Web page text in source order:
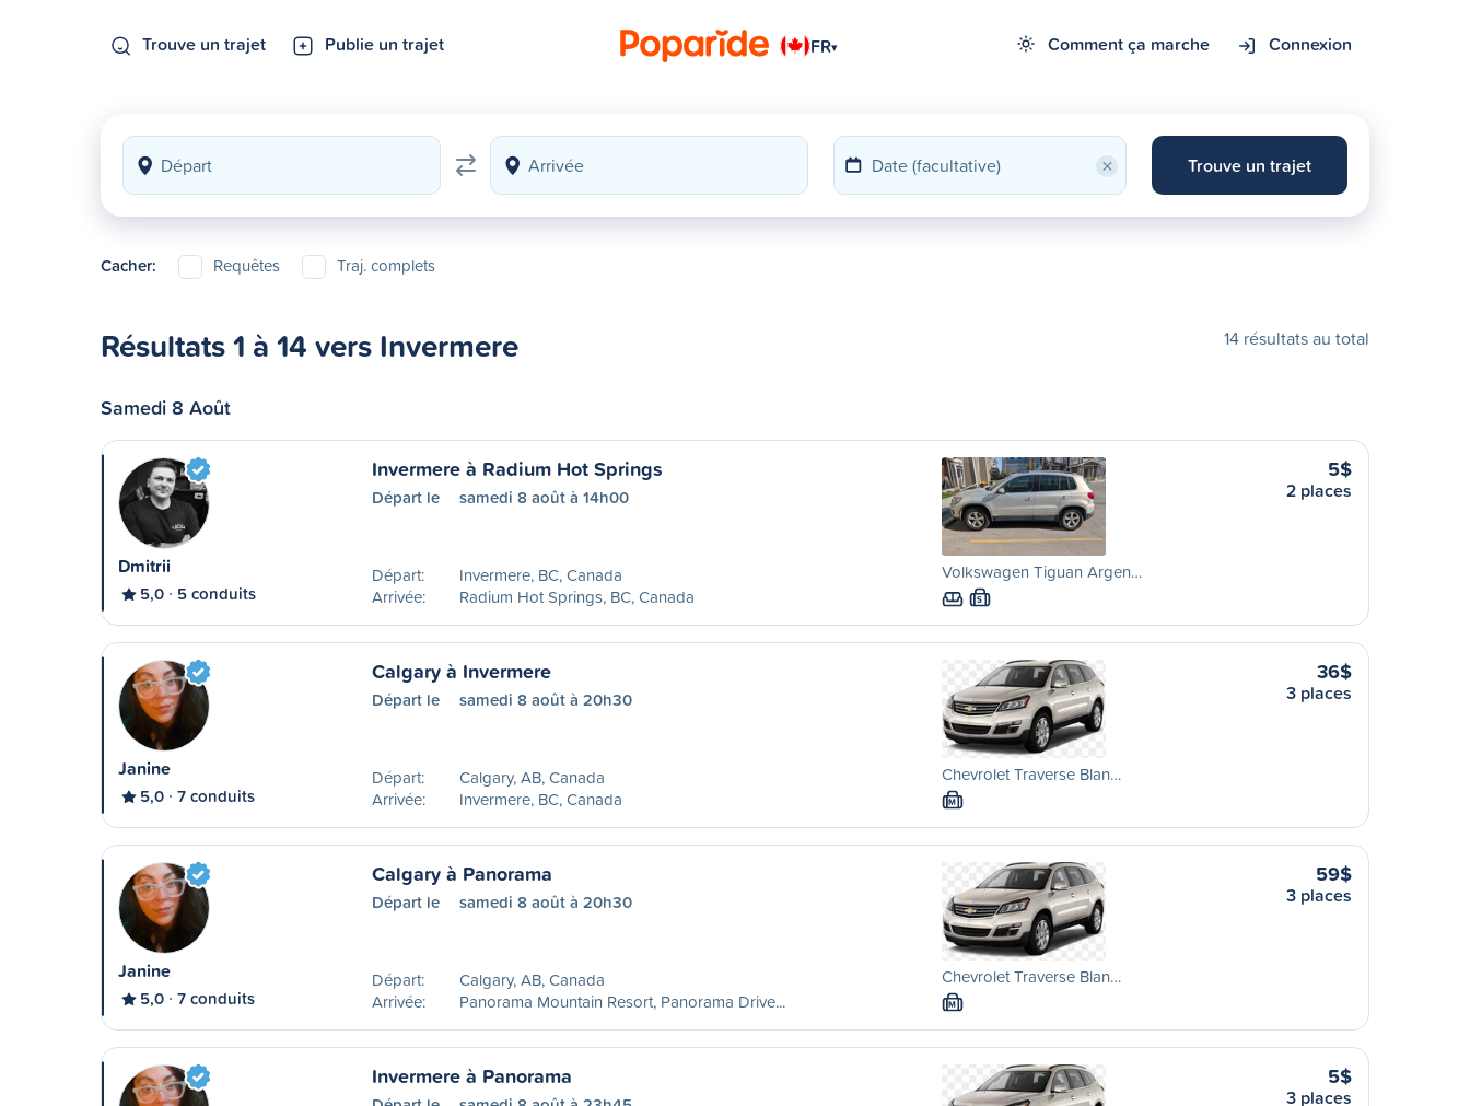
Trouve un trajet Publie un trajet FR▾ Comment ça marche Connexion
× Trouve un trajet
Cacher: Requêtes Traj. complets
Résultats 1 à 14 vers Invermere 14 résultats au total
Samedi 8 Août
Dmitrii
5,0 5 conduits
Invermere à Radium Hot Springs
Départ le samedi 8 août à 14h00
Départ:
Invermere, BC, Canada
Arrivée:
Radium Hot Springs, BC, Canada
Volkswagen Tiguan Argen…
S
5$
2 places
Janine
5,0 7 conduits
Calgary à Invermere
Départ le samedi 8 août à 20h30
Départ:
Calgary, AB, Canada
Arrivée:
Invermere, BC, Canada
Chevrolet Traverse Blan…
M
36$
3 places
Janine
5,0 7 conduits
Calgary à Panorama
Départ le samedi 8 août à 20h30
Départ:
Calgary, AB, Canada
Arrivée:
Panorama Mountain Resort, Panorama Drive...
Chevrolet Traverse Blan…
M
59$
3 places
Invermere à Panorama 5$
3 places